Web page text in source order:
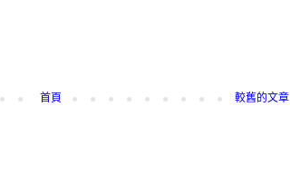
較舊的文章
首頁